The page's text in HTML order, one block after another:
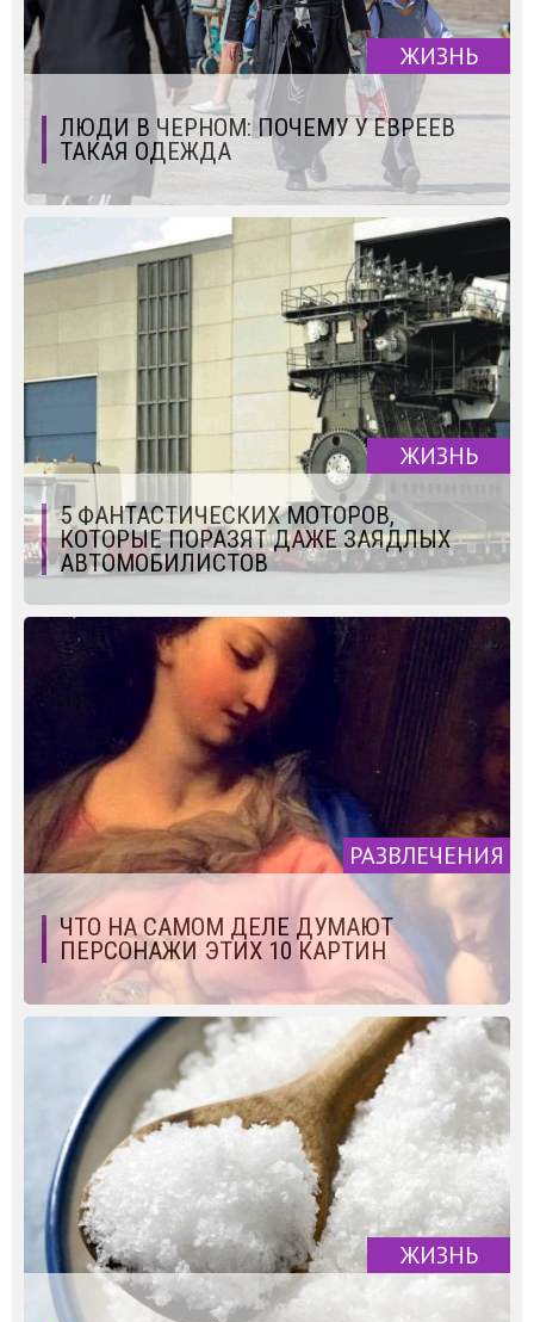
ЖИЗНЬ
ЛЮДИ В ЧЕРНОМ: ПОЧЕМУ У ЕВРЕЕВ
ТАКАЯ ОДЕЖДА
ЖИЗНЬ
5 ФАНТАСТИЧЕСКИХ МОТОРОВ,
КОТОРЫЕ ПОРАЗЯТ ДАЖЕ ЗАЯДЛЫХ
АВТОМОБИЛИСТОВ
РАЗВЛЕЧЕНИЯ
ЧТО НА САМОМ ДЕЛЕ ДУМАЮТ
ПЕРСОНАЖИ ЭТИХ 10 КАРТИН
ЖИЗНЬ